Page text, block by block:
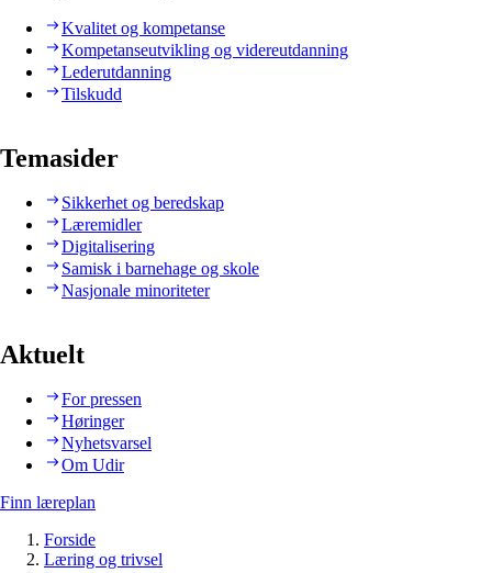
Kvalitet og kompetanse
Kompetanseutvikling og videreutdanning
Lederutdanning
Tilskudd
Temasider
Sikkerhet og beredskap
Læremidler
Digitalisering
Samisk i barnehage og skole
Nasjonale minoriteter
Aktuelt
For pressen
Høringer
Nyhetsvarsel
Om Udir
Finn læreplan
Forside
Læring og trivsel